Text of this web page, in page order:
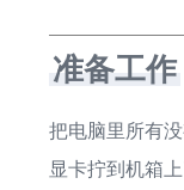
准备工作
把电脑里所有
显卡拧到机箱